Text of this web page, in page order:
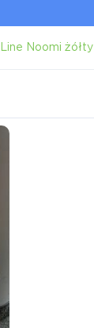
Noomi żółty